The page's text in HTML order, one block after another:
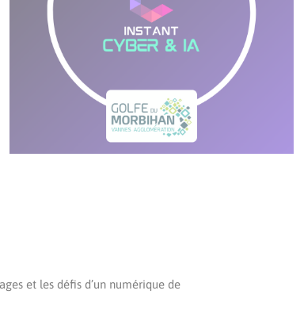
et les défis d’un numérique de